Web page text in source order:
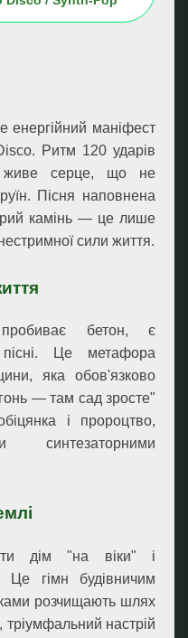
енергійний маніфест
Ритм 120 ударів
живе серце, що не
Пісня наповнена
камінь — це лише
сили життя.
бетон, є
Це метафора
яка обов'язково
— там сад зросте"
і пророцтво,
синтезаторними
дім "на віки" і
Це гімн будівничим
розчищають шлях
настрій